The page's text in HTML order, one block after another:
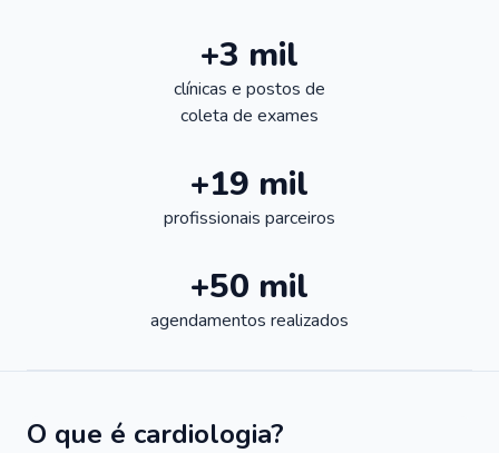
+3 mil
clínicas e postos de
coleta de exames
+19 mil
profissionais parceiros
+50 mil
agendamentos realizados
O que é cardiologia?